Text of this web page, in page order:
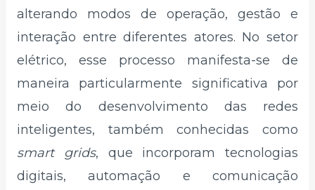
alterando modos de operação, gestão e
interação entre diferentes atores. No setor
elétrico, esse processo manifesta-se de
maneira particularmente significativa por
meio do desenvolvimento das redes
inteligentes, também conhecidas como
smart grids, que incorporam tecnologias
digitais, automação e comunicação